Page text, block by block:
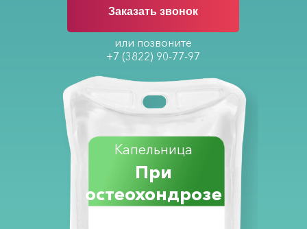
Заказать звонок
или позвоните
+7 (3822) 90-77-97
Капельница
При
остеохондрозе